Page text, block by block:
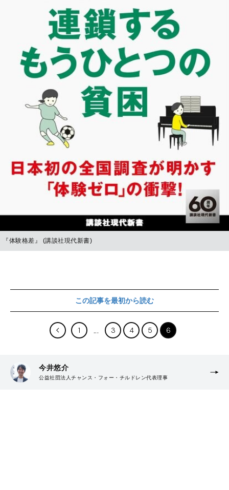
『体験格差』 (講談社現代新書)
この記事を最初から読む
1 3 4 5 6
今井悠介
公益社団法人チャンス・フォー・チルドレン代表理事